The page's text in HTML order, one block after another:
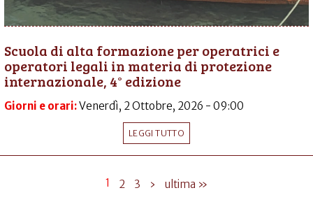
Scuola di alta formazione per operatrici e
operatori legali in materia di protezione
internazionale, 4° edizione
Giorni e orari:Venerdì, 2 Ottobre, 2026 - 09:00
LEGGI TUTTO
1 2 3 › ultima »